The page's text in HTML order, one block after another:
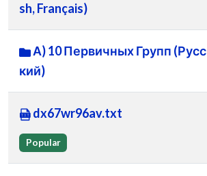
sh, Français)
А) 10 Первичных Групп (Русс
кий)
dx67wr96av.txt
Popular